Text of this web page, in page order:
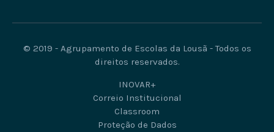
© 2019 - Agrupamento de Escolas da Lousã - Todos os
direitos reservados.
INOVAR+
Correio Institucional
Classroom
Proteção de Dados